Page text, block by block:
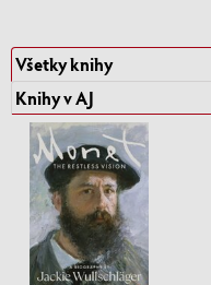
Všetky knihy
Knihy v AJ